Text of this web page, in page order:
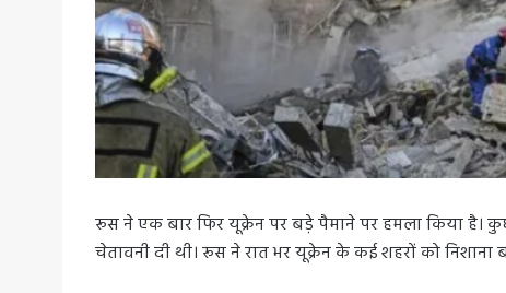
रूस ने एक बार फिर यूक्रेन पर बड़े पैमाने पर हमला किया है।
चेतावनी दी थी। रूस ने रात भर यूक्रेन के कई शहरों को निशाना